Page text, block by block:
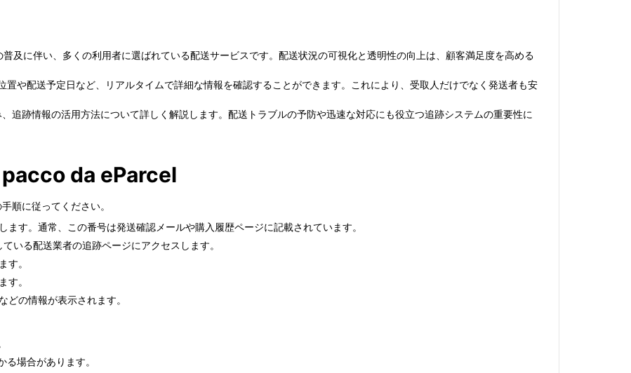
及に伴い、多くの利用者に選ばれている配送サービスです。配送状況の可視化と透明性の向上は、顧客満足度を高める
置や配送予定日など、リアルタイムで詳細な情報を確認することができます。これにより、受取人だけでなく発送者も安
追跡情報の活用方法について詳しく解説します。配送トラブルの予防や迅速な対応にも役立つ追跡システムの重要性に
da eParcel
順に従ってください。
す。通常、この番号は発送確認メールや購入履歴ページに記載されています。
いる配送業者の追跡ページにアクセスします。
す。
す。
どの情報が表示されます。
場合があります。